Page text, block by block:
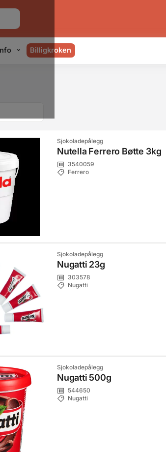
Billigkroken
Sjokoladepålegg
Nutella Ferrero Bøtte 3kg
3540059
Ferrero
Sjokoladepålegg
Nugatti 23g
303578
Nugatti
Sjokoladepålegg
Nugatti 500g
544650
Nugatti